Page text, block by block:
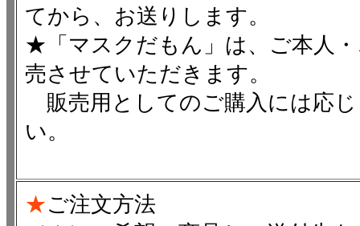
てから、お送りします。
★「マスクだもん」は、ご本人
売させていただきます。
販売用としてのご購入には応
い。
★ご注文方法